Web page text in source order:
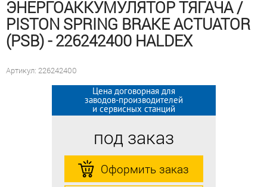
ЭНЕРГОАККУМУЛЯТОР ТЯГАЧА /
PISTON SPRING BRAKE ACTUATOR
(PSB) - 226242400 HALDEX
Артикул: 226242400
Цена договорная для
заводов-производителей
и сервисных станций
под заказ
Оформить заказ
Цена договорная для
заводов-производителей
и сервисных станций
под заказ
Оформить заказ